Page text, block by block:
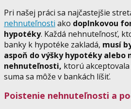
Pri našej práci sa najčastejšie
nehnuteľnosti ako doplnkovou
hypotéky. Každá nehnuteľnosť,
banky k hypotéke zakladá, musí
aspoň do výšky hypotéky alebo
nehnuteľnosti, ktorú
suma sa môže v bankách líšiť.
Poistenie nehnuteľnosti a